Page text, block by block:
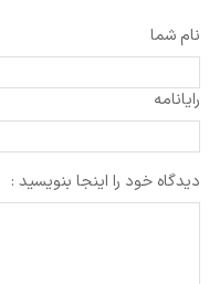
نام شما
رایانامه
دیدگاه خود را اینجا بنویسید :